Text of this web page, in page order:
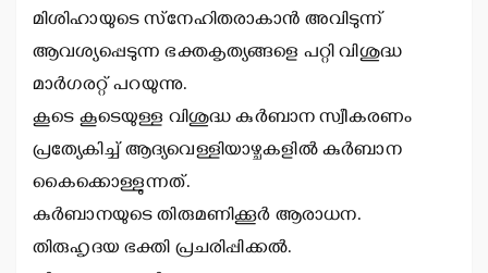
മിശിഹായുടെ സ്‌നേഹിതരാകാന്‍ അവിടുന്ന്
ആവശ്യപ്പെടുന്ന ഭക്തകൃത്യങ്ങളെ പറ്റി വിശുദ്ധ
മാര്‍ഗരറ്റ് പറയുന്നു.
കൂടെ കൂടെയുള്ള വിശുദ്ധ കുര്‍ബാന സ്വീകരണം
പ്രത്യേകിച്ച് ആദ്യവെള്ളിയാഴ്ചകളില്‍ കുര്‍ബാന
കൈക്കൊള്ളുന്നത്.
കുര്‍ബാനയുടെ തിരുമണിക്കൂര്‍ ആരാധന.
തിരുഹൃദയ ഭക്തി പ്രചരിപ്പിക്കല്‍.